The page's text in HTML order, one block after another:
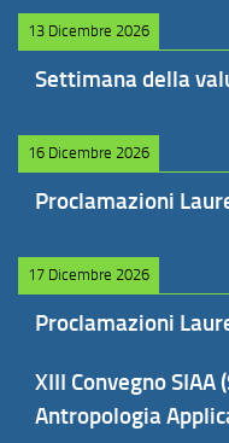
13 Dicembre 2026
Settimana della
16 Dicembre 2026
Proclamazioni
17 Dicembre 2026
Proclamazioni
XIII Convegno
Antropologia